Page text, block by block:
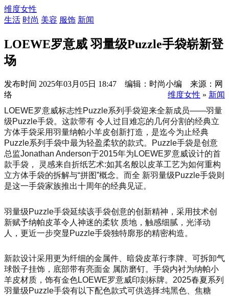
维度女性
生活 时尚 美容 服饰 新闻
LOEWE罗意威 羽量级Puzzle手袋崭新登
场
发布时间 2025年03月05日 18:47 编辑：时尚小编 来源：网
络
维度女性 » 新闻
LOEWE罗意威标志性Puzzle系列手袋迎来全新成员——羽量
级Puzzle手袋。这款带有 令人过目难忘的几何分割的经典立
方体手袋采用羽量纳帕小羊皮创新打造，是迄今为止经典
Puzzle系列手袋中最为轻盈柔软的款式。Puzzle手袋是创意
总监Jonathan Anderson于2015年为LOEWE罗意威设计的首
款手袋， 灵感来自折纸艺术:如其名般以皮革工艺为如何重构
立方体手袋的拆解与“拼图”概念。而全 新羽量级Puzzle手袋则
是这一手袋家族推出十周年的经典见证。
羽量级Puzzle手袋延续该手袋创意的创新精神，采用技术创
新赋予纳帕皮革令人神迷的柔软 质地，触感细腻，光泽动
人，更近一步突显Puzzle手袋独特廓形的精密构造。
新款设计采用更为纤细的金属件、暗袋皮革行李牌、可拆卸气
球骰子挂饰，底部带有亮面金 属防磨钉。手袋内衬为纳帕小
羊皮材质，饰有金色LOEWE罗意威印刻标牌。2025春夏系列
羽量级Puzzle手袋有以下配色款式可供选择:纯黑色、焦糖